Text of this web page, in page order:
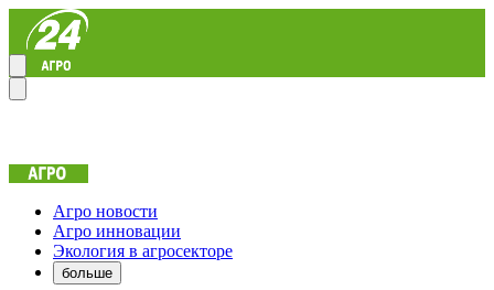
Агро новости
Агро инновации
Экология в агросекторе
больше